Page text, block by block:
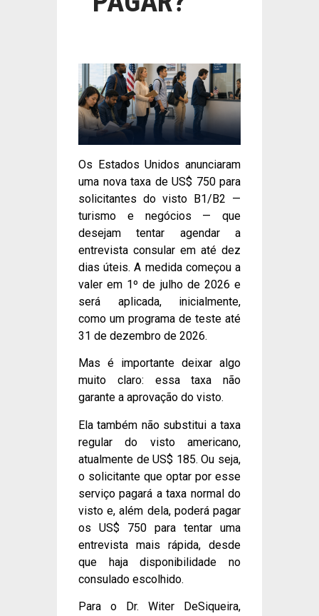
Os Estados Unidos anunciaram
uma nova taxa de US$ 750 para
solicitantes do visto B1/B2 —
turismo e negócios — que
desejam tentar agendar a
entrevista consular em até dez
dias úteis. A medida começou a
valer em 1º de julho de 2026 e
será aplicada, inicialmente,
como um programa de teste até
31 de dezembro de 2026.
Mas é importante deixar algo
muito claro: essa taxa não
garante a aprovação do visto.
Ela também não substitui a taxa
regular do visto americano,
atualmente de US$ 185. Ou seja,
o solicitante que optar por esse
serviço pagará a taxa normal do
visto e, além dela, poderá pagar
os US$ 750 para tentar uma
entrevista mais rápida, desde
que haja disponibilidade no
consulado escolhido.
Para o Dr. Witer DeSiqueira,